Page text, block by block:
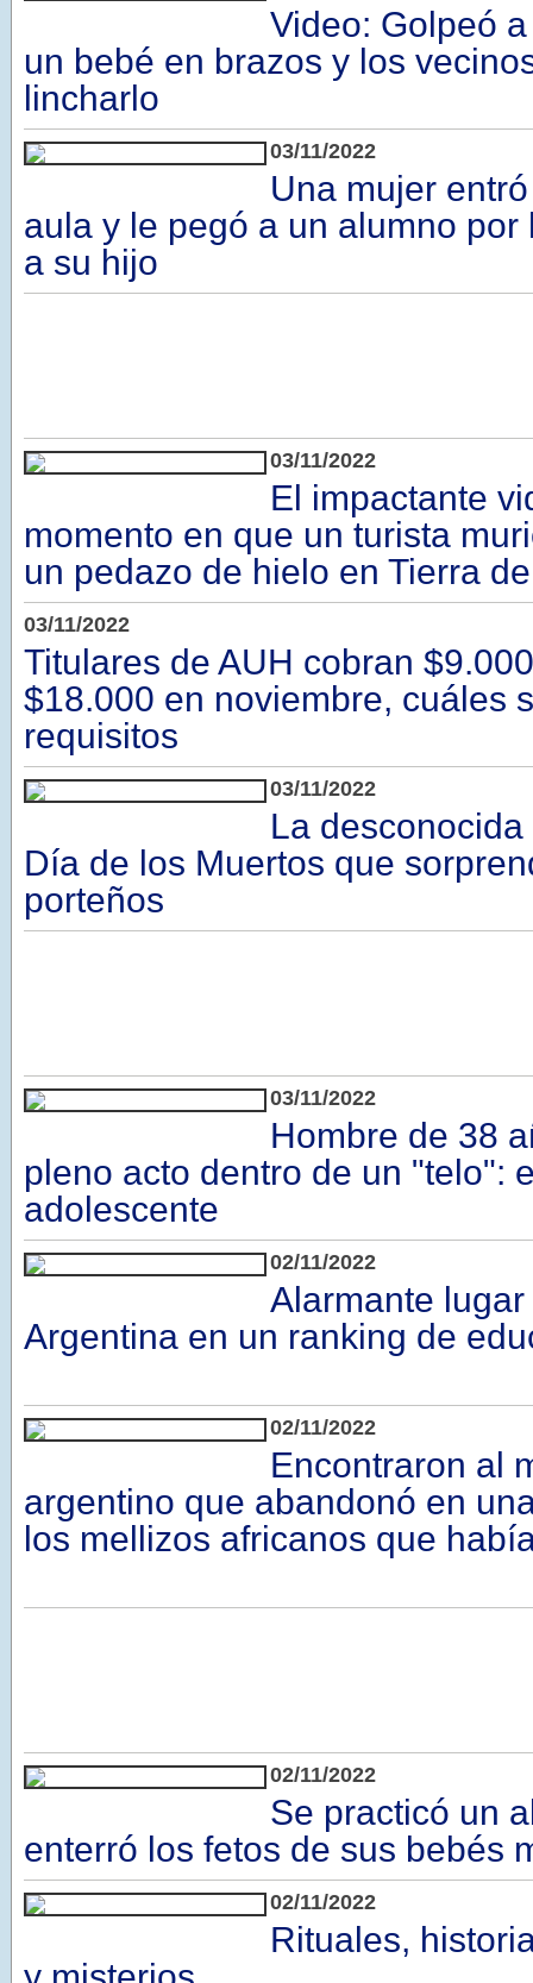
Video: Golpeó
un bebé en brazos y los
lincharlo
03/11/2022
Una mujer
aula y le pegó a un alumno
a su hijo
03/11/2022
El impactante
momento en que un turista
un pedazo de hielo en Tierra
03/11/2022
Titulares de AUH cobran
$18.000 en noviembre, cuáles
requisitos
03/11/2022
La
Día de los Muertos que
porteños
03/11/2022
Hombre de 38
pleno acto dentro de un "telo":
adolescente
02/11/2022
Alarmante
Argentina en un ranking de
02/11/2022
Encontraron al
argentino que abandonó en
los mellizos africanos que
02/11/2022
Se practicó un
enterró los fetos de sus bebés
02/11/2022
Rituales,